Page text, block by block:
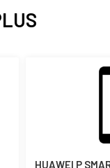
HUAWEI P